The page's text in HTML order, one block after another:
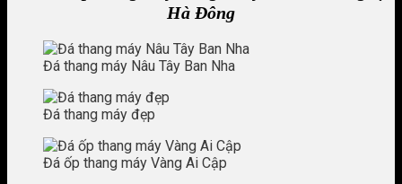
Hà Đông
Đá thang máy Nâu Tây Ban Nha
Đá thang máy đẹp
Đá ốp thang máy Vàng Ai Cập